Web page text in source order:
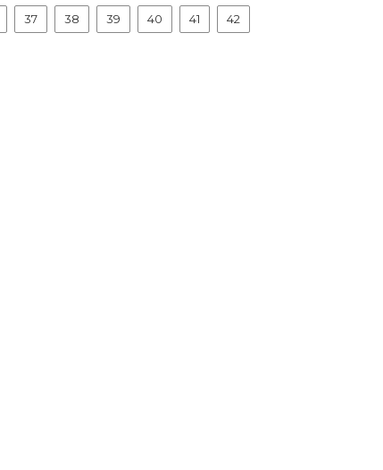
37 38 39 40 41 42